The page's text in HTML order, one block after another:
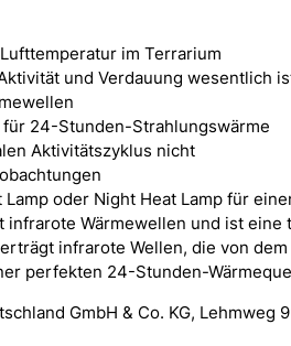
im Terrarium
und Verdauung wesentlich
24-Stunden-Strahlungswärme
Aktivitätszyklus nicht
Lamp oder Night Heat Lamp für
Wärmewellen und ist
infrarote Wellen, die von
perfekten 24-Stunden-
GmbH & Co. KG,